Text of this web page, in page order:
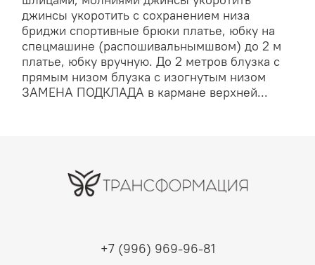
джинсы укоротить с сохранением низа
бриджи спортивные брюки платье, юбку на
спецмашине (распошивальнымшвом) до 2 м
платье, юбку вручную. До 2 метров блузка с
прямым низом блузка с изогнутым низом
ЗАМЕНА ПОДКЛАДА в кармане верхней...
+7 (996) 969-96-81